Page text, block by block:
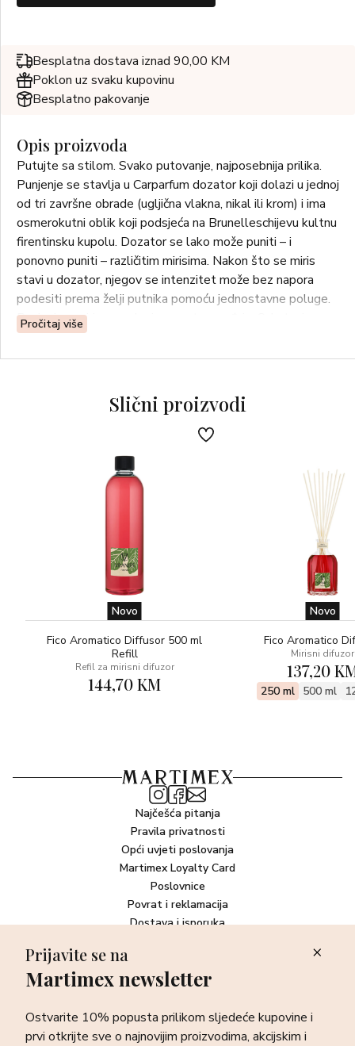
Besplatna dostava iznad 90,00 KM
Poklon uz svaku kupovinu
Besplatno pakovanje
Opis proizvoda
Putujte sa stilom. Svako putovanje, najposebnija prilika.
Punjenje se stavlja u Carparfum dozator koji dolazi u jednoj
od tri završne obrade (ugljična vlakna, nikal ili krom) i ima
osmerokutni oblik koji podsjeća na Brunelleschijevu kultnu
firentinsku kupolu. Dozator se lako može puniti – i
ponovno puniti – različitim mirisima. Nakon što se miris
stavi u dozator, njegov se intenzitet može bez napora
podesiti prema želji putnika pomoću jednostavne poluge.
Punjenje s mirisom nalazi se unutar uređaja. Odvrtanjem
gornjeg dijela može se mijenjati svaki put kada se istroši.
NOTE: ORIJENTALNE – bergamot, oud, smirna
Pročitaj više
Slični proizvodi
Novo
Fico Aromatico Diffusor 500 ml
Refill
Refil za mirisni difuzor
144,70 KM
Novo
Fico Aromatico
Mirisni difuzor
137,20
250 ml 500 ml
Najčešća pitanja
Pravila privatnosti
Opći uvjeti poslovanja
Martimex Loyalty Card
Poslovnice
Povrat i reklamacija
Dostava i isporuka
Newsletter
sve o najnovijim proizvodima, akcijskim i ekskluzivnim
ponudama te posebnim događanjima.
Prijavite se na
Martimex newsletter
Ostvarite 10% popusta prilikom sljedeće kupovine i
prvi otkrijte sve o najnovijim proizvodima, akcijskim i